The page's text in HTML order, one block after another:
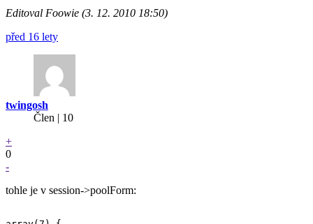
Editoval Foowie (3. 12. 2010 18:50)
před 16 lety
twingosh
Člen | 10
+
0
-
tohle je v session->poolForm: